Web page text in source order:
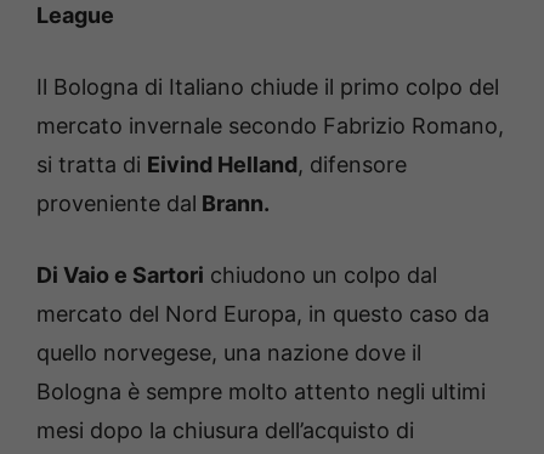
League
Il Bologna di Italiano chiude il primo colpo del
mercato invernale secondo Fabrizio Romano,
si tratta di Eivind Helland, difensore
proveniente dal Brann.
Di Vaio e Sartori chiudono un colpo dal
mercato del Nord Europa, in questo caso da
quello norvegese, una nazione dove il
Bologna è sempre molto attento negli ultimi
mesi dopo la chiusura dell’acquisto di